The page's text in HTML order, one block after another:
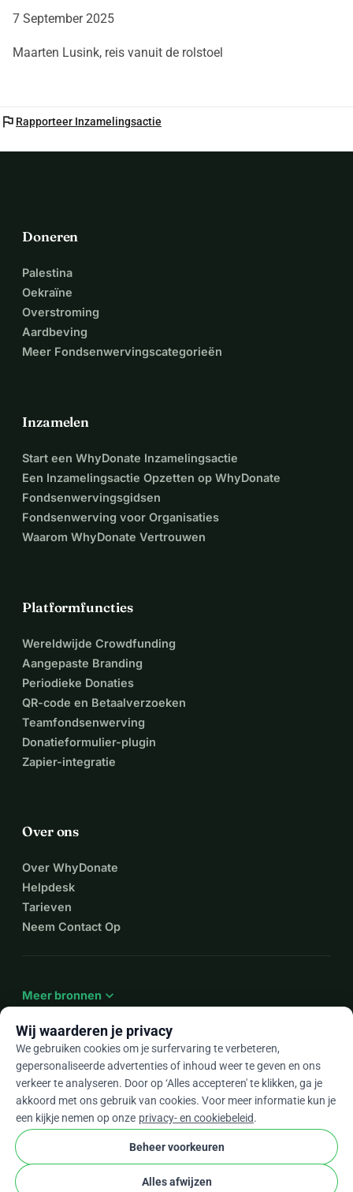
7 September 2025
Maarten Lusink, reis vanuit de rolstoel
flag Rapporteer Inzamelingsactie
Doneren
Palestina
Oekraïne
Overstroming
Aardbeving
Meer Fondsenwervingscategorieën
Inzamelen
Start een WhyDonate Inzamelingsactie
Een Inzamelingsactie Opzetten op WhyDonate
Fondsenwervingsgidsen
Fondsenwerving voor Organisaties
Waarom WhyDonate Vertrouwen
Platformfuncties
Wereldwijde Crowdfunding
Aangepaste Branding
Periodieke Donaties
QR-code en Betaalverzoeken
Teamfondsenwerving
Donatieformulier-plugin
Zapier-integratie
Over ons
Over WhyDonate
Helpdesk
Tarieven
Neem Contact Op
Meer bronnen expand_more
Nlarrow_drop_down
★★★★★ 4,9 / 5 op basis van 500+ reviews
WhyDonatePrivacy en cookies
Wij waarderen je privacy
We gebruiken cookies om je surfervaring te verbeteren,
gepersonaliseerde advertenties of inhoud weer te geven en ons
verkeer te analyseren. Door op ‘Alles accepteren' te klikken, ga je
akkoord met ons gebruik van cookies. Voor meer informatie kun je
een kijkje nemen op onze privacy- en cookiebeleid.
Beheer voorkeuren
Alles afwijzen